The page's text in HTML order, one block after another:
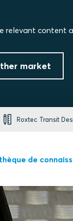
relevant content
market
Roxtec Transit
de